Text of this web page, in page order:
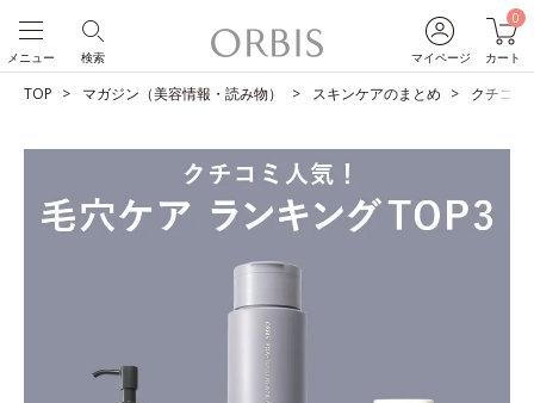
マイページ
0
カート
検索
メニュー
TOP マガジン（美容情報・読み物） スキンケアのまとめ クチコミ